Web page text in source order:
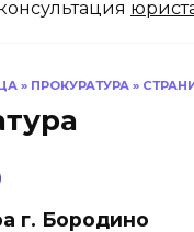
» ПРОКУРАТУРА »
г. Бородино